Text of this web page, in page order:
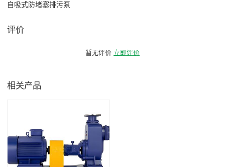
自吸式防堵塞排污泵
评价
暂无评价 立即评价
相关产品